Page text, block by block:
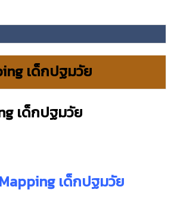
เด็กปฐมวัย
เด็กปฐมวัย
เด็กปฐมวัย